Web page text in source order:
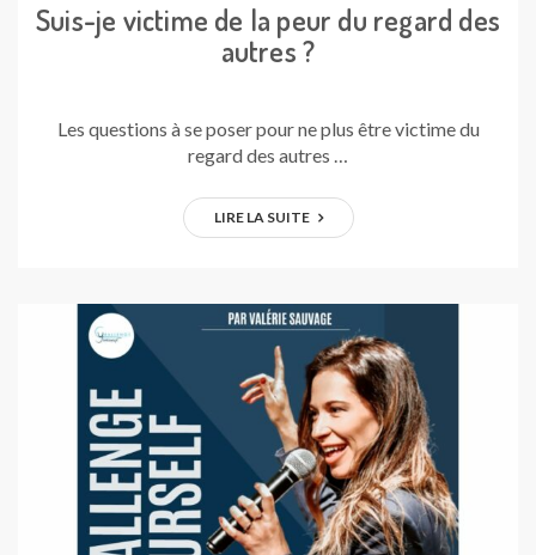
Suis-je victime de la peur du regard des
autres ?
Les questions à se poser pour ne plus être victime du
regard des autres …
LIRE LA SUITE